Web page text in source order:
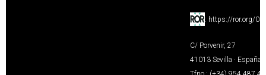
: https://ror.org/
C/ Porvenir, 27
41013 Sevilla · España